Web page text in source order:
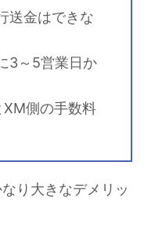
送金はできな
3～5営業日か
側の手数料
り大きなデメリッ